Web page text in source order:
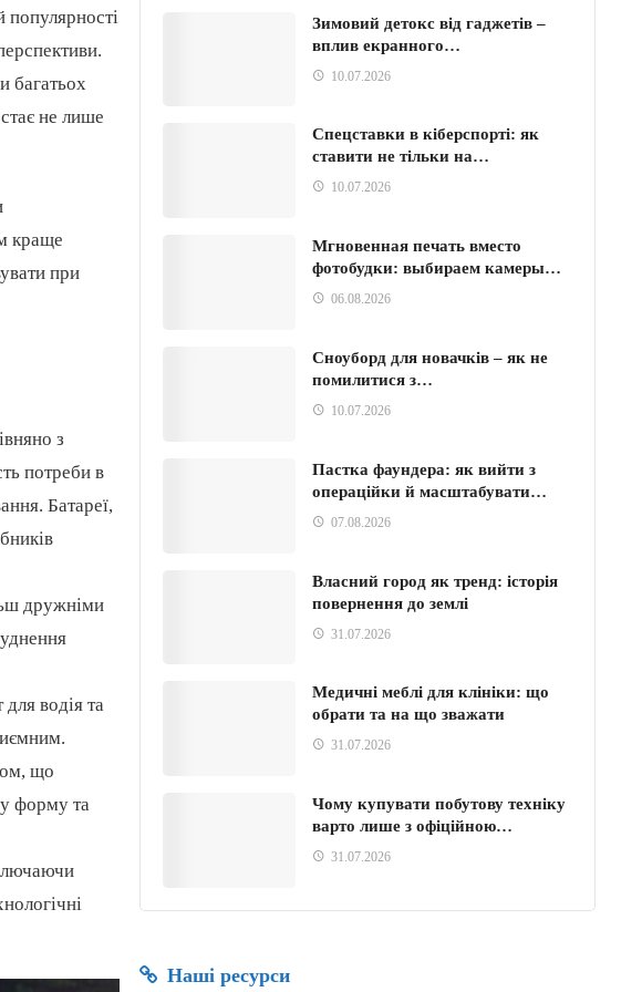
популярності
багатьох
не лише
краще
при
з
потреби в
Батареї,
дружніми
водія та
що
форму та
Зимовий детокс від гаджетів –
вплив екранного…
10.07.2026
Спецставки в кіберспорті: як
ставити не тільки на…
10.07.2026
Мгновенная печать вместо
фотобудки: выбираем камеры…
06.08.2026
Сноуборд для новачків – як не
помилитися з…
10.07.2026
Пастка фаундера: як вийти з
операційки й масштабувати…
07.08.2026
Власний город як тренд: історія
повернення до землі
31.07.2026
Медичні меблі для клініки: що
обрати та на що зважати
31.07.2026
Чому купувати побутову техніку
варто лише з офіційною…
31.07.2026
Наші ресурси